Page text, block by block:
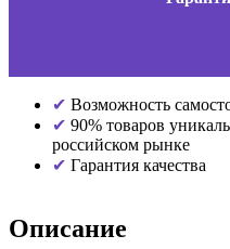
Возможность
90% товаров
российском рынке
Гарантия качества
Описание